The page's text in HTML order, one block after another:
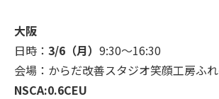
大阪
日時： 3/6（月） 9:30～16:30
会場：からだ改善スタジオ笑顔工房ふ
NSCA:0.6CEU